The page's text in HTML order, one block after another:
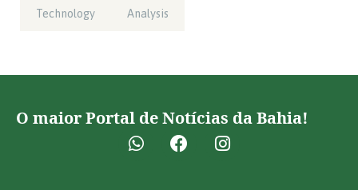
Technology Analysis
O maior Portal de Notícias da Bahia!